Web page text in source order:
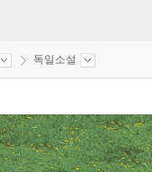
독일소설